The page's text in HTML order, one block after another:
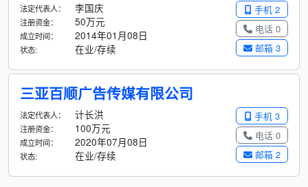
手机 2
电话 0
邮箱 3
法定代表人： 李国庆
注册资金： 50万元
成立时间： 2014年01月08日
状态: 在业/存续
三亚百顺广告传媒有限公司
手机 3
电话 0
邮箱 2
法定代表人： 计长洪
注册资金： 100万元
成立时间： 2020年07月08日
状态: 在业/存续